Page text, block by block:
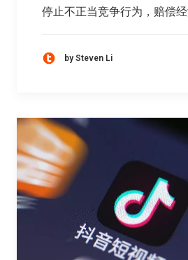
停止不正当竞争行为，赔偿
by Steven Li